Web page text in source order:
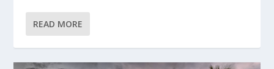
READ MORE